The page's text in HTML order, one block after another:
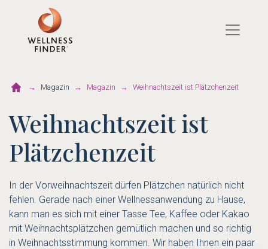
Magazin Magazin Weihnachtszeit ist Plätzchenzeit
Weihnachtszeit ist
Plätzchenzeit
In der Vorweihnachtszeit dürfen Plätzchen natürlich nicht
fehlen. Gerade nach einer Wellnessanwendung zu Hause,
kann man es sich mit einer Tasse Tee, Kaffee oder Kakao
mit Weihnachtsplätzchen gemütlich machen und so richtig
in Weihnachtsstimmung kommen. Wir haben Ihnen ein paar